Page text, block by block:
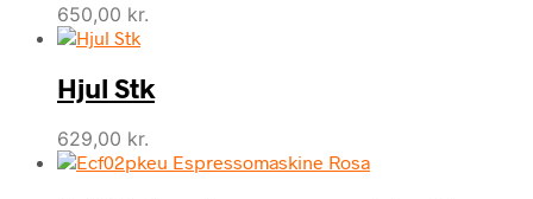
650,00 kr.
Hjul Stk
629,00 kr.